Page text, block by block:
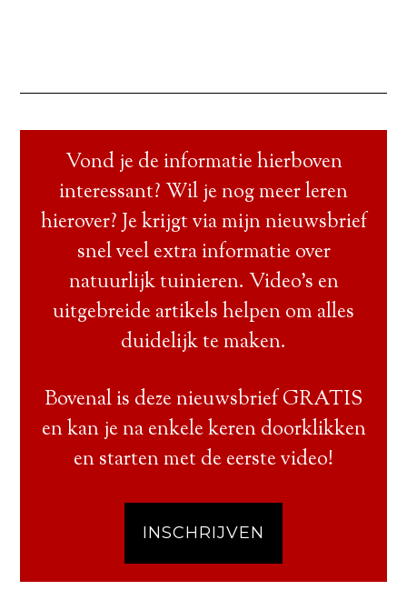
Vond je de informatie hierboven
interessant? Wil je nog meer leren
hierover? Je krijgt via mijn nieuwsbrief
snel veel extra informatie over
natuurlijk tuinieren. Video’s en
uitgebreide artikels helpen om alles
duidelijk te maken.
Bovenal is deze nieuwsbrief GRATIS
en kan je na enkele keren doorklikken
en starten met de eerste video!
INSCHRIJVEN